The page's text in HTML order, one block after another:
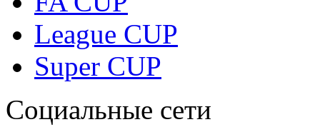
League CUP
Super CUP
Социальные сети